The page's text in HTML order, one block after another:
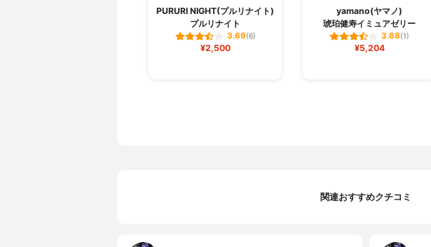
PURURI NIGHT(プルリナイト)
プルリナイト
3.69(6)
¥2,500
yamano(ヤマノ)
琥珀健寿イミュアゼリー
3.68(1)
¥5,204
関連おすすめクチコミ